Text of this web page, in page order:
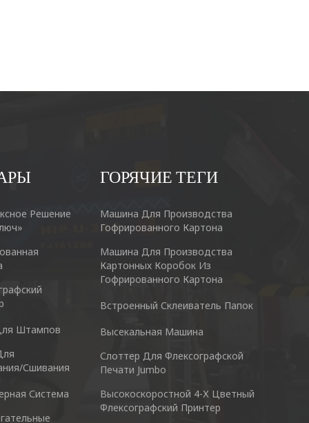
Machine Co.,Ltd.
District Guangzhou Guangdong 511495 China
Скайп: +86 13928828361
Решение
Штампов
сшивания
Система
ГОРЯЧИЕ ТЕГИ
Машина Для Производства
Гофрированного Картона
Машина Для Производства
Картонных Коробок Из
Гофрированного Картона
Встроенный Склеиватель Папок
Высекальная Машина
Слоттер Для Флексографской
Печати Jumbo
Высокоскоростной 4-Х Цветный
Флексографский Принтер